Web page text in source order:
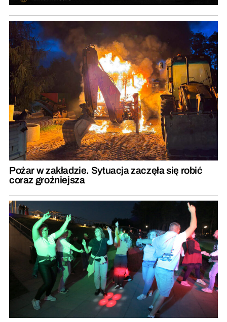
Pożar w zakładzie. Sytuacja zaczęła się robić
coraz groźniejsza